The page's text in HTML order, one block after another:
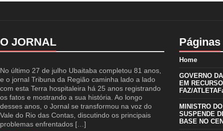
O JORNAL
No último 27 de julho Ubaitaba completou 81 anos,
e o jornal Tribuna da Região caminha lado a lado
com esta Terra hospitaleira há 25 anos registrando
os fatos e mostrando a sua história. Ao longo
desses anos, o Jornal se transformou na voz do
Vale do Rio das Contas, discutindo os principais
problemas enfrentados […]
Páginas
Home
GOVERNO
EM
FAZ/
MINISTRO
SUSPENDE
BASE NO